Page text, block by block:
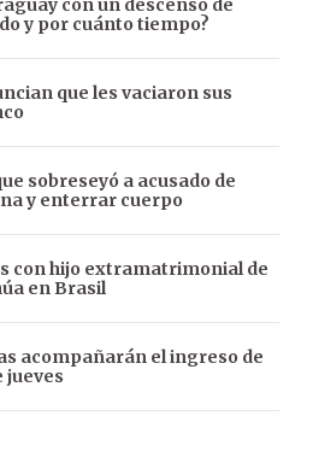
con un descenso de
y por cuánto tiempo?
que les vaciaron sus
sobreseyó a acusado de
y enterrar cuerpo
con hijo extramatrimonial de
en Brasil
acompañarán el ingreso de
jueves